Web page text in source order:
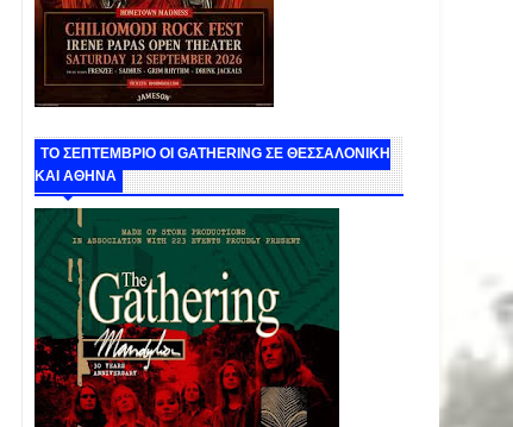
ΤΟ ΣΕΠΤΕΜΒΡΙΟ ΟΙ GATHERING ΣΕ ΘΕΣΣΑΛΟΝΙΚΗ
ΚΑΙ ΑΘΗΝΑ